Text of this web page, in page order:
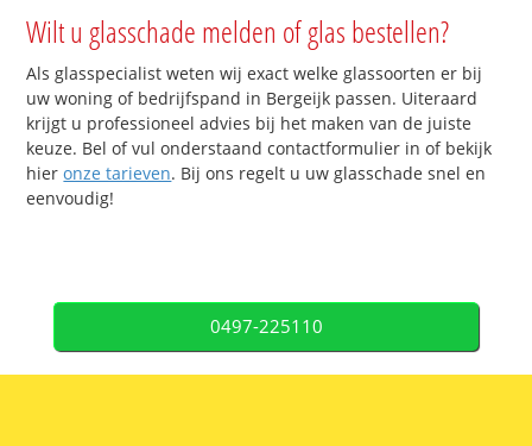
Wilt u glasschade melden of glas bestellen?
Als glasspecialist weten wij exact welke glassoorten er bij
uw woning of bedrijfspand in Bergeijk passen. Uiteraard
krijgt u professioneel advies bij het maken van de juiste
keuze. Bel of vul onderstaand contactformulier in of bekijk
hieronze tarieven. Bij ons regelt u uw glasschade snel en
eenvoudig!
0497-225110